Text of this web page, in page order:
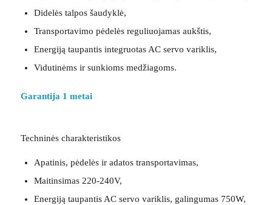
Didelės talpos šaudyklė,
Transportavimo pėdelės reguliuojamas aukštis,
Energiją taupantis integruotas AC servo variklis,
Vidutinėms ir sunkioms medžiagoms.
Garantija 1 metai
Techninės charakteristikos
Apatinis, pėdelės ir adatos transportavimas,
Maitinsimas 220-240V,
Energiją taupantis AC servo variklis, galingumas 750W,